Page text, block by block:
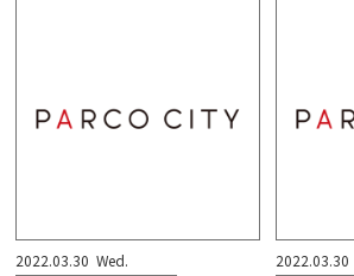
2022.03.30 Wed.
2022.03.30